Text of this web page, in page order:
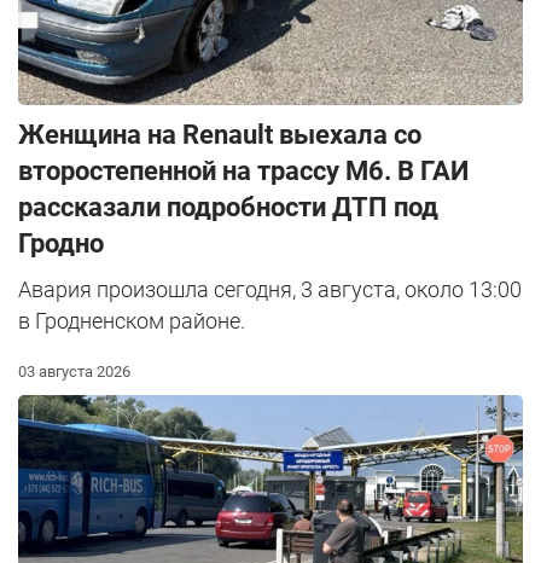
Женщина на Renault выехала со
второстепенной на трассу М6. В ГАИ
рассказали подробности ДТП под
Гродно
Авария произошла сегодня, 3 августа, около 13:00
в Гродненском районе.
03 августа 2026